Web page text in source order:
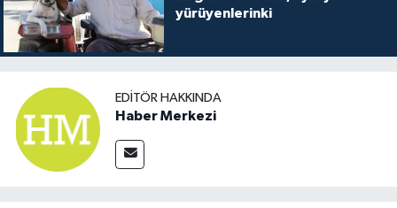
yürüyenlerinki
EDITÖR HAKKINDA
Haber Merkezi